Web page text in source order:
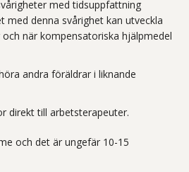
med tidsuppfattning
med denna svårighet kan utveckla
när kompensatoriska hjälpmedel
andra föräldrar i liknande
direkt till arbetsterapeuter.
och det är ungefär 10-15